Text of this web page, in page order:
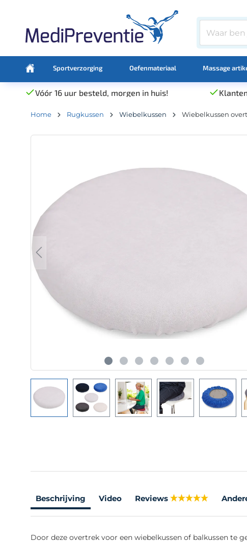
Sportverzorging Oefenmateriaal Massage
Vóór 16 uur besteld, morgen in huis!
Home Rugkussen Wiebelkussen Wiebelkussen
Beschrijving Video Reviews
Door deze overtrek voor een wiebelkussen of balkussen te